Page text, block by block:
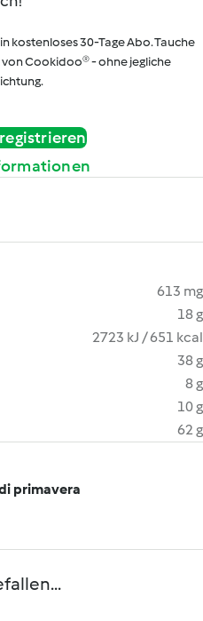
kostenloses 30-Tage Abo. Tauche
Cookidoo® - ohne jegliche
613 mg
18 g
2723 kJ / 651 kcal
38 g
8 g
10 g
62 g
primavera